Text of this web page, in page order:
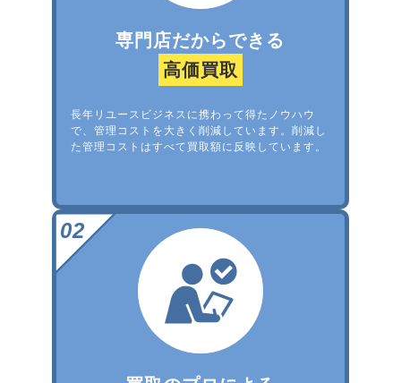
専門店だからできる
高価買取
長年リユースビジネスに携わって得たノウハウ
で、管理コストを大きく削減しています。削減し
た管理コストはすべて買取額に反映しています。